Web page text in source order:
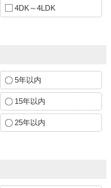
4DK～4LDK
5年以内
15年以内
25年以内